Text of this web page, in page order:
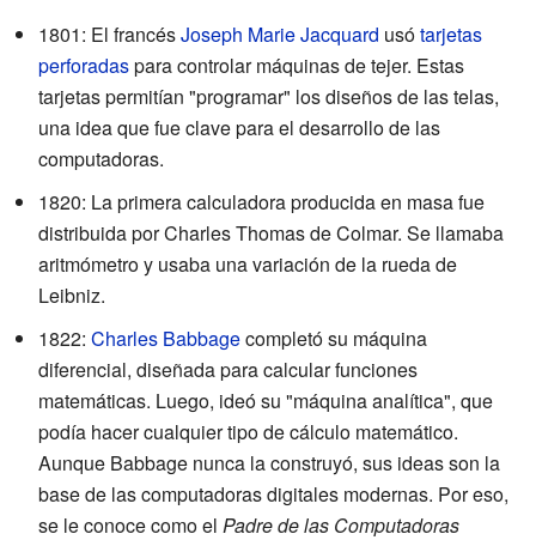
1801: El francésJoseph Marie Jacquard usótarjetas
perforadaspara controlar máquinas de tejer. Estas
tarjetas permitían "programar" los diseños de las telas,
una idea que fue clave para el desarrollo de las
computadoras.
1820: La primera calculadora producida en masa fue
distribuida por Charles Thomas de Colmar. Se llamaba
aritmómetro y usaba una variación de la rueda de
Leibniz.
1822: Charles Babbagecompletó su máquina
diferencial, diseñada para calcular funciones
matemáticas. Luego, ideó su "máquina analítica", que
podía hacer cualquier tipo de cálculo matemático.
Aunque Babbage nunca la construyó, sus ideas son la
base de las computadoras digitales modernas. Por eso,
se le conoce como el Padre de las Computadoras